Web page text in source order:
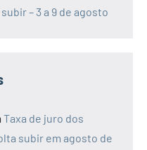
– 3 a 9 de agosto
Taxa de juro dos
subir em agosto de